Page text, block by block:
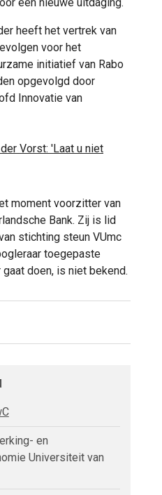
heeft het vertrek van
voor het
initiatief van Rabo
opgevolgd door
Innovatie van
Vorst: 'Laat u niet
moment voorzitter van
Bank. Zij is lid
stichting steun VUmc
toegepaste
doen, is niet bekend.
en
Universiteit van